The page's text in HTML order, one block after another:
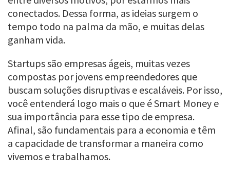
conectados. Dessa forma, as ideias surgem o
tempo todo na palma da mão, e muitas delas
ganham vida.
Startups são empresas ágeis, muitas vezes
compostas por jovens empreendedores que
buscam soluções disruptivas e escaláveis. Por isso,
você entenderá logo mais o que é Smart Money e
sua importância para esse tipo de empresa.
Afinal, são fundamentais para a economia e têm
a capacidade de transformar a maneira como
vivemos e trabalhamos.